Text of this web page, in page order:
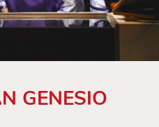
GENESIO